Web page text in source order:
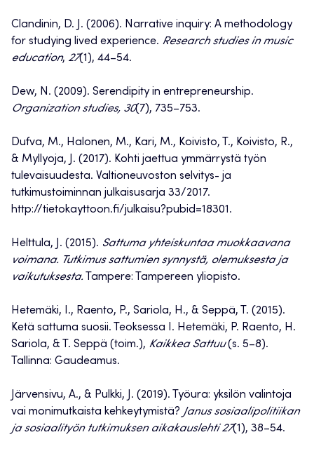
Clandinin, D. J. (2006). Narrative inquiry: A methodology
for studying lived experience. Research studies in music
education, 27(1), 44–54.
Dew, N. (2009). Serendipity in entrepreneurship.
Organization studies, 30(7), 735–753.
Dufva, M., Halonen, M., Kari, M., Koivisto, T., Koivisto, R.,
& Myllyoja, J. (2017). Kohti jaettua ymmärrystä työn
tulevaisuudesta. Valtioneuvoston selvitys- ja
tutkimustoiminnan julkaisusarja 33/2017.
http://tietokayttoon.fi/julkaisu?pubid=18301.
Helttula, J. (2015). Sattuma yhteiskuntaa muokkaavana
voimana. Tutkimus sattumien synnystä, olemuksesta ja
vaikutuksesta. Tampere: Tampereen yliopisto.
Hetemäki, I., Raento, P., Sariola, H., & Seppä, T. (2015).
Ketä sattuma suosii. Teoksessa I. Hetemäki, P. Raento, H.
Sariola, & T. Seppä (toim.), Kaikkea Sattuu(s. 5–8).
Tallinna: Gaudeamus.
Järvensivu, A., & Pulkki, J. (2019). Työura: yksilön valintoja
vai monimutkaista kehkeytymistä? Janus sosiaalipolitiikan
ja sosiaalityön tutkimuksen aikakauslehti 27(1), 38–54.